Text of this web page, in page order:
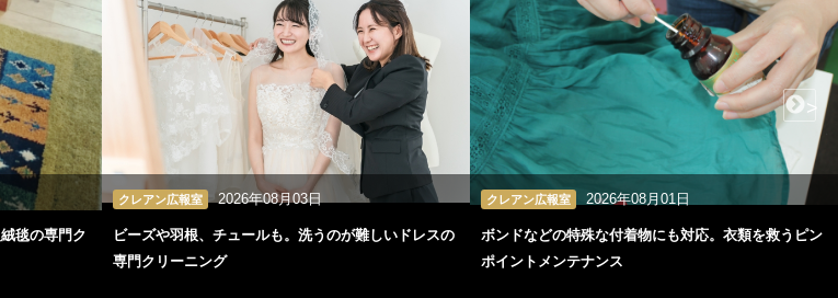
毯の専門ク
クレアン広報室 2026年08月03日
ビーズや羽根、チュールも。洗うのが難しいドレスの
専門クリーニング
クレアン広報室 2026年08月01日
ボンドなどの特殊な付着物にも対応。衣類を救うピン
ポイントメンテナンス
>